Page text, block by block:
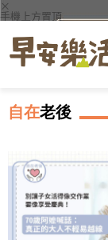
×
手機上方置頂
自在老後